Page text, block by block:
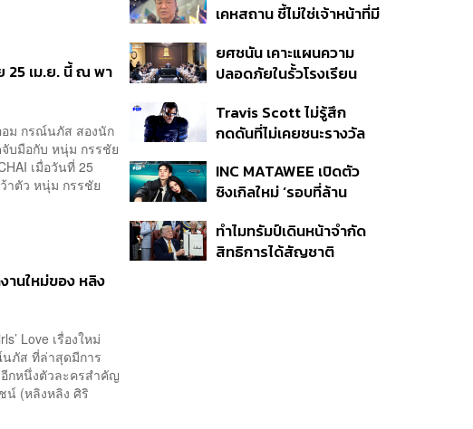
25 เม.ย. นี้ ณ พา
อม กรณ์นภัส สองนัก
บมือกับ หนุ่ม กรรชัย
เมื่อวันที่ 25
าตัว หนุ่ม กรรชัย
านใหม่ของ หลิง
Love เรื่องใหม่
ภัส ที่ล่าสุดมีการ
กหนึ่งตัวละครสำคัญ
น์ (หลิงหลิง ศิริ
ข้อมูลบิดเบือน
เคหสถาน ชี้ไม่ใช่เจ้าหน้าที่มี
ก่อเหตุ เจ้าของร่วมรับผิด
ยศชนัน เคาะแผนความ
ปลอดภัยในรั้วโรงเรียน
ดูแล-คุมเข้มคัดกรองสิ่ง
ผิดกฎหมาย
Travis Scott ไม่รู้สึก
กดดันที่ไม่เคยชนะรางวัล
แล้ว 10 ครั้ง
INC MATAWEE เปิดตัว
ซิงเกิลใหม่ ‘รอบที่ล้าน
มาแสดงในมิวสิกวิดีโอ
ทำไมทรัมป์เดินหน้าจำกัด
สิทธิการได้สัญชาติ